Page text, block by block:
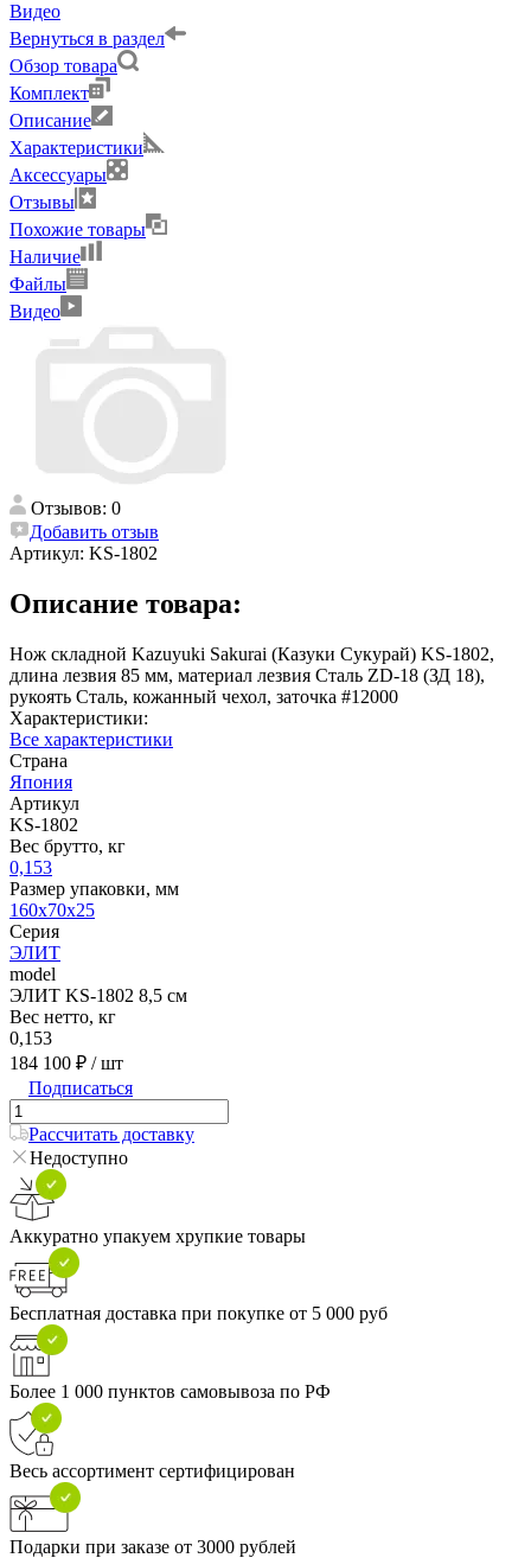
Видео
Вернуться в раздел
Обзор товара
Комплект
Описание
Характеристики
Аксессуары
Отзывы
Похожие товары
Наличие
Файлы
Видео
Отзывов: 0
Добавить отзыв
Артикул: KS-1802
Описание товара:
Нож складной Kazuyuki Sakurai (Казуки Сукурай) KS-1802,
длина лезвия 85 мм, материал лезвия Сталь ZD-18 (ЗД 18),
рукоять Сталь, кожанный чехол, заточка #12000
Характеристики:
Все характеристики
Страна
Япония
Артикул
KS-1802
Вес брутто, кг
0,153
Размер упаковки, мм
160x70x25
Серия
ЭЛИТ
model
ЭЛИТ KS-1802 8,5 см
Вес нетто, кг
0,153
184 100 ₽ / шт
Подписаться
Рассчитать доставку
Недоступно
Аккуратно упакуем хрупкие товары
Бесплатная доставка при покупке от 5 000 руб
Более 1 000 пунктов самовывоза по РФ
Весь ассортимент сертифицирован
Подарки при заказе от 3000 рублей